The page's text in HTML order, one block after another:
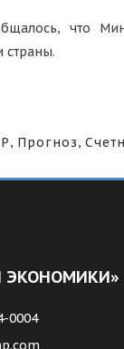
что
страны.
, Прогноз,
ЭКОНОМИКИ»
0004